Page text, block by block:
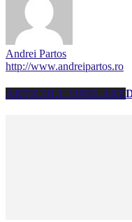
Andrei Partos
http://www.andreipartos.ro
ARTICOLE SIMILARE